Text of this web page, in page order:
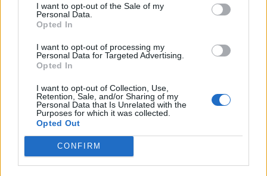
I want to opt-out of the Sale of my
Personal Data.
Opted In
I want to opt-out of processing my
Personal Data for Targeted Advertising.
Opted In
I want to opt-out of Collection, Use,
Retention, Sale, and/or Sharing of my
Personal Data that Is Unrelated with the
Purposes for which it was collected.
Opted Out
CONFIRM
R E
R E S T
A
R E C T
A
R E A S T
E
R E
R
A
C
A T
E